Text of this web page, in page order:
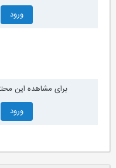
ورود
برای مشاهده این
ورود